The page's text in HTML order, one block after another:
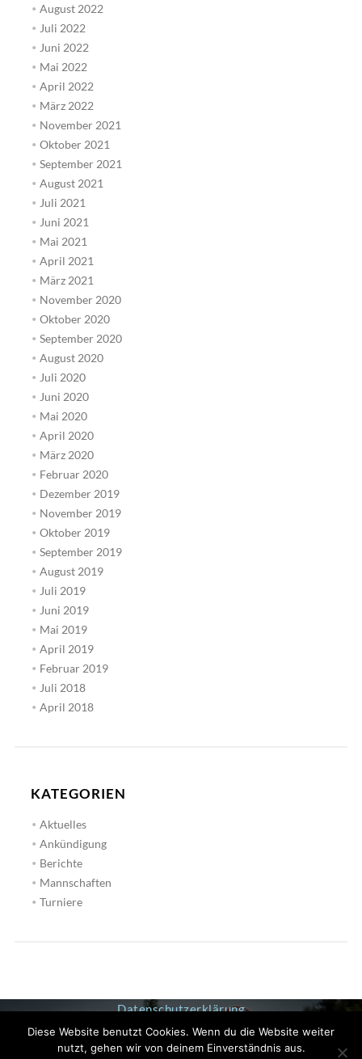
August 2022
Juli 2022
Juni 2022
Mai 2022
April 2022
März 2022
November 2021
Oktober 2021
September 2021
August 2021
Juli 2021
Juni 2021
Mai 2021
April 2021
März 2021
November 2020
Oktober 2020
September 2020
August 2020
Juli 2020
Juni 2020
Mai 2020
April 2020
März 2020
Februar 2020
Dezember 2019
November 2019
Oktober 2019
September 2019
August 2019
Juli 2019
Juni 2019
Mai 2019
April 2019
Februar 2019
Juli 2018
April 2018
KATEGORIEN
Aktuelles
Ankündigung
Berichte
Mannschaften
Turniere
Datenschutzerklärung
Impressum
Diese Website benutzt Cookies. Wenn du die Website weiter
nutzt, gehen wir von deinem Einverständnis aus.